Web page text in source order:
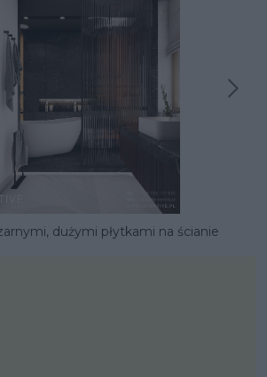
inspiracja
inspiracja
dużymi płytkami na ścianie